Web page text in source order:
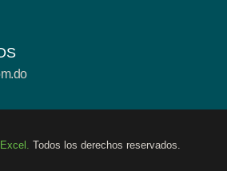
Excel. Todos los derechos reservados.